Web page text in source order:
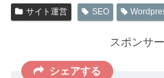
サイト運営 SEO
スポンサ
シェアする